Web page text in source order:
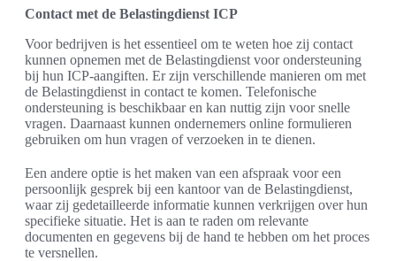
Contact met de Belastingdienst ICP
Voor bedrijven is het essentieel om te weten hoe zij contact
kunnen opnemen met de Belastingdienst voor ondersteuning
bij hun ICP-aangiften. Er zijn verschillende manieren om met
de Belastingdienst in contact te komen. Telefonische
ondersteuning is beschikbaar en kan nuttig zijn voor snelle
vragen. Daarnaast kunnen ondernemers online formulieren
gebruiken om hun vragen of verzoeken in te dienen.
Een andere optie is het maken van een afspraak voor een
persoonlijk gesprek bij een kantoor van de Belastingdienst,
waar zij gedetailleerde informatie kunnen verkrijgen over hun
specifieke situatie. Het is aan te raden om relevante
documenten en gegevens bij de hand te hebben om het proces
te versnellen.